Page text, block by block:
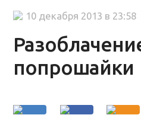
попрошайки
10 декабря 2013 в 23:58